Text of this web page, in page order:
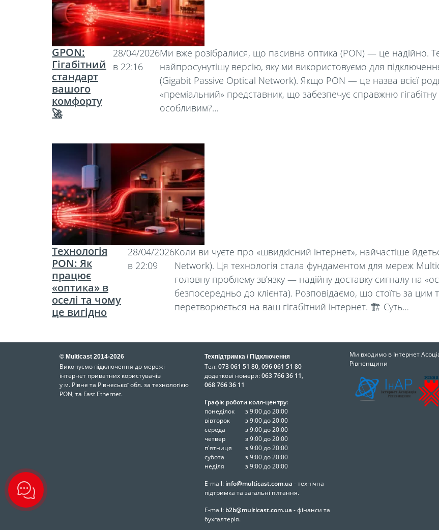
GPON:
Гігабітний
стандарт
вашого
комфорту
🚀
28/04/2026
в 22:16
Ми вже розібралися, що пасивна оптика (PON) — це надійно.
найпросунутішу версію, яку ми використовуємо для
(Gigabit Passive Optical Network). Якщо PON — це назва всієї
«преміальний» представник, що забезпечує справжню
особливим?…
Технологія
PON: Як
працює
«оптика» в
оселі та чому
це вигідно
28/04/2026
в 22:09
Коли ви чуєте про «швидкісний інтернет», найчастіше
Network). Ця технологія стала фундаментом для мереж
головну проблему зв’язку — надійну доставку сигналу на
безпосередньо до клієнта). Розповідаємо, що стоїть за цим
перетворюється на ваш гігабітний інтернет. 🏗️ Суть…
© Multicast 2014-2026
Виконуємо підключення до мережі
інтернет приватних користувачів
у м. Рівне та Рівнеської обл. за технологією
PON, та Fast Ethernet.
Техпідтримка / Підключення
Тел:073 061 51 80, 096 061 51 80
додаткові номери:063 766 36 11,
068 766 36 11
Графік роботи колл-центру:
понеділок
з 9:00 до 20:00
вівторок
з 9:00 до 20:00
середа
з 9:00 до 20:00
четвер
з 9:00 до 20:00
п'ятниця
з 9:00 до 20:00
субота
з 9:00 до 20:00
неділя
з 9:00 до 20:00
E-mail: info@multicast.com.ua - технічна
підтримка та загальні питання.
E-mail: b2b@multicast.com.ua - фінанси та
бухгалтерія.
Ми входимо в Інтернет
Рівненщини